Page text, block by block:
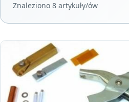
Znaleziono 8 artykuły/ów